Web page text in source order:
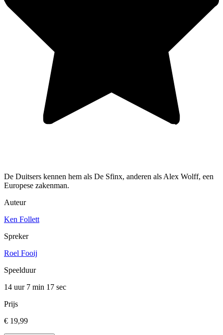
De Duitsers kennen hem als De Sfinx, anderen als Alex Wolff, een
Europese zakenman.
Auteur
Ken Follett
Spreker
Roel Fooij
Speelduur
14 uur 7 min 17 sec
Prijs
€ 19,99